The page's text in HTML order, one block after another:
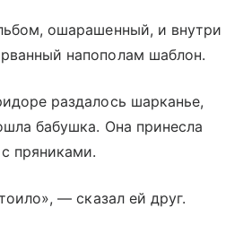
ошарашенный, и внутри
напополам шаблон.
раздалось шарканье,
бабушка. Она принесла
пряниками.
— сказал ей друг.